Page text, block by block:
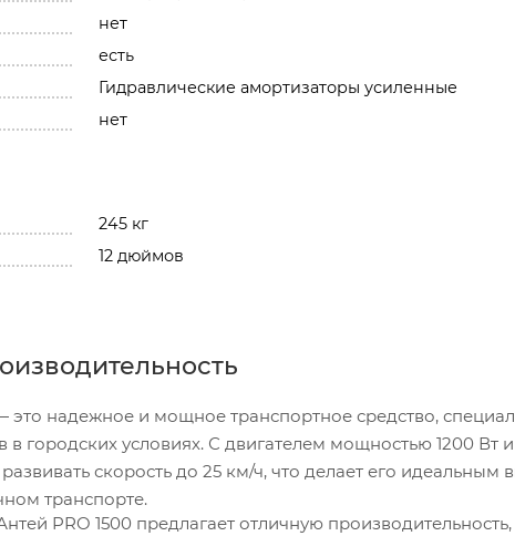
нет
есть
Гидравлические амортизаторы усиленные
нет
245 кг
12 дюймов
это надежное и мощное транспортное средство,
городских условиях. С двигателем мощностью 1200 Вт и
скорость до 25 км/ч, что делает его идеальным
транспорте.
PRO 1500 предлагает отличную производительность,